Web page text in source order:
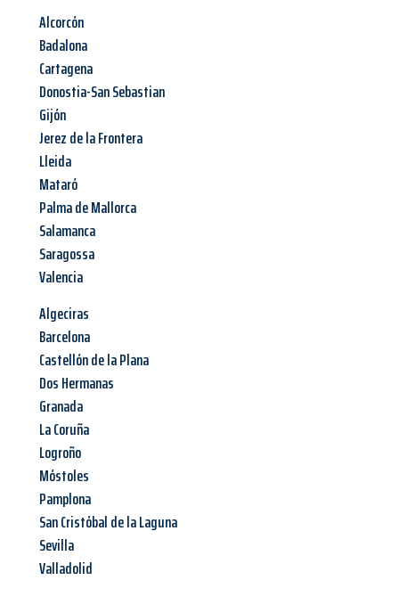
Alcorcón
Badalona
Cartagena
Donostia-San Sebastian
Gijón
Jerez de la Frontera
Lleida
Mataró
Palma de Mallorca
Salamanca
Saragossa
Valencia
Algeciras
Barcelona
Castellón de la Plana
Dos Hermanas
Granada
La Coruña
Logroño
Móstoles
Pamplona
San Cristóbal de la Laguna
Sevilla
Valladolid